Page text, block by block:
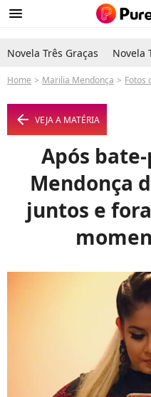
menu
Novela Três Graças Novela
Home Marilia Mendonça Fotos
arrow_left VEJA A MATÉRIA
Após
Mendonça
juntos e